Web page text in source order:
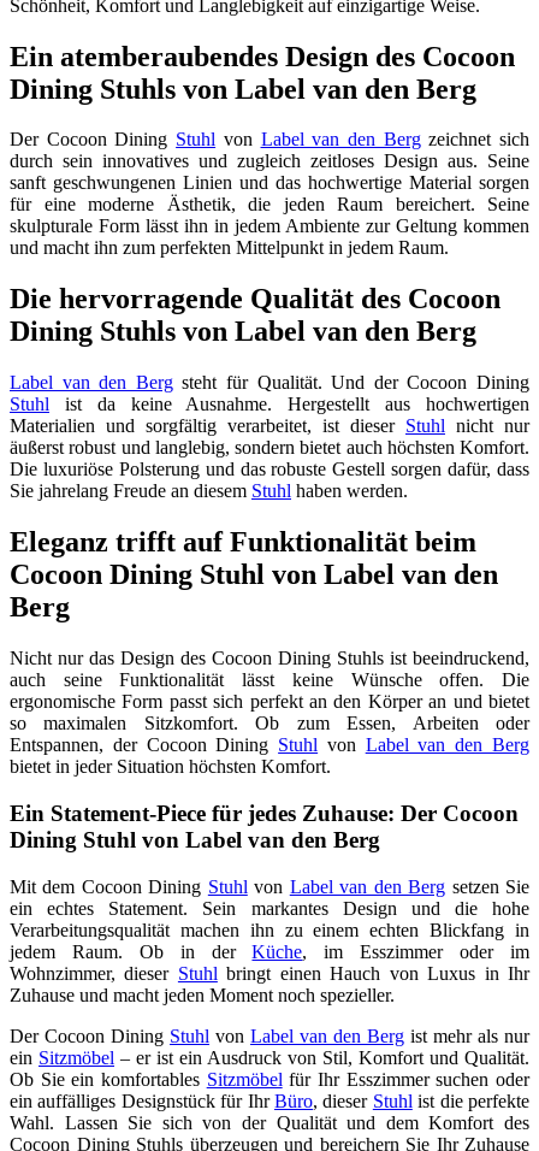
Schönheit, Komfort und Langlebigkeit auf einzigartige Weise.
Ein atemberaubendes Design des Cocoon
Dining Stuhls von Label van den Berg
Der Cocoon Dining Stuhl von Label van den Bergzeichnet sich
durch sein innovatives und zugleich zeitloses Design aus. Seine
sanft geschwungenen Linien und das hochwertige Material sorgen
für eine moderne Ästhetik, die jeden Raum bereichert. Seine
skulpturale Form lässt ihn in jedem Ambiente zur Geltung kommen
und macht ihn zum perfekten Mittelpunkt in jedem Raum.
Die hervorragende Qualität des Cocoon
Dining Stuhls von Label van den Berg
Label van den Bergsteht für Qualität. Und der Cocoon Dining
Stuhl ist da keine Ausnahme. Hergestellt aus hochwertigen
Materialien und sorgfältig verarbeitet, ist dieser Stuhl nicht nur
äußerst robust und langlebig, sondern bietet auch höchsten Komfort.
Die luxuriöse Polsterung und das robuste Gestell sorgen dafür, dass
Sie jahrelang Freude an diesem Stuhl haben werden.
Eleganz trifft auf Funktionalität beim
Cocoon Dining Stuhl von Label van den
Berg
Nicht nur das Design des Cocoon Dining Stuhls ist beeindruckend,
auch seine Funktionalität lässt keine Wünsche offen. Die
ergonomische Form passt sich perfekt an den Körper an und bietet
so maximalen Sitzkomfort. Ob zum Essen, Arbeiten oder
Entspannen, der Cocoon Dining Stuhl von Label van den Berg
bietet in jeder Situation höchsten Komfort.
Ein Statement-Piece für jedes Zuhause: Der Cocoon
Dining Stuhl von Label van den Berg
Mit dem Cocoon Dining Stuhl von Label van den Berg setzen Sie
ein echtes Statement. Sein markantes Design und die hohe
Verarbeitungsqualität machen ihn zu einem echten Blickfang in
jedem Raum. Ob in derKüche, im Esszimmer oder im
Wohnzimmer, dieser Stuhl bringt einen Hauch von Luxus in Ihr
Zuhause und macht jeden Moment noch spezieller.
Der Cocoon Dining Stuhl von Label van den Berg ist mehr als nur
ein Sitzmöbel – er ist ein Ausdruck von Stil, Komfort und Qualität.
Ob Sie ein komfortables Sitzmöbel für Ihr Esszimmer suchen oder
ein auffälliges Designstück für IhrBüro, dieser Stuhl ist die perfekte
Wahl. Lassen Sie sich von der Qualität und dem Komfort des
Cocoon Dining Stuhls überzeugen und bereichern Sie Ihr Zuhause